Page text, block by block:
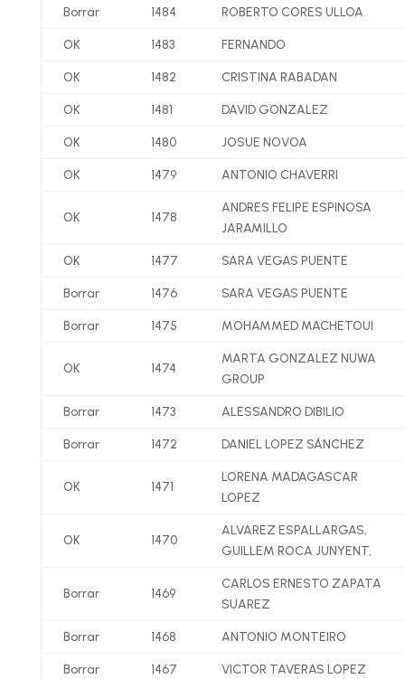
Borrar 1484 ROBERTO CORES ULLOA
OK 1483 FERNANDO
OK 1482 CRISTINA RABADAN
OK 1481 DAVID GONZALEZ
OK 1480 JOSUE NOVOA
OK 1479 ANTONIO CHAVERRI
OK 1478
ANDRES FELIPE ESPINOSA
JARAMILLO
OK 1477 SARA VEGAS PUENTE
Borrar 1476 SARA VEGAS PUENTE
Borrar 1475 MOHAMMED MACHETOUI
OK 1474
MARTA GONZALEZ NUWA
GROUP
Borrar 1473 ALESSANDRO DIBILIO
Borrar 1472 DANIEL LOPEZ SÁNCHEZ
OK 1471
LORENA MADAGASCAR
LOPEZ
OK 1470
ALVAREZ ESPALLARGAS,
GUILLEM ROCA JUNYENT,
Borrar 1469
CARLOS ERNESTO ZAPATA
SUAREZ
Borrar 1468 ANTONIO MONTEIRO
Borrar 1467 VICTOR TAVERAS LOPEZ